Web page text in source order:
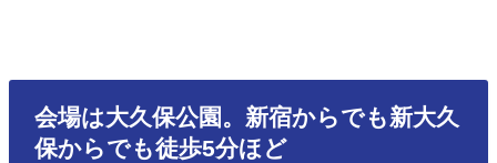
会場は大久保公園。新宿からでも新大久
保からでも徒歩5分ほど